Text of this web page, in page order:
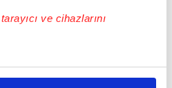
ve cihazlarını
halinde sizlere özel